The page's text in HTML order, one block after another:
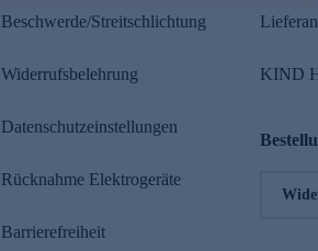
Beschwerde/Streitschlichtung
Widerrufsbelehrung
Datenschutzeinstellungen
Rücknahme Elektrogeräte
Barrierefreiheit
KIND